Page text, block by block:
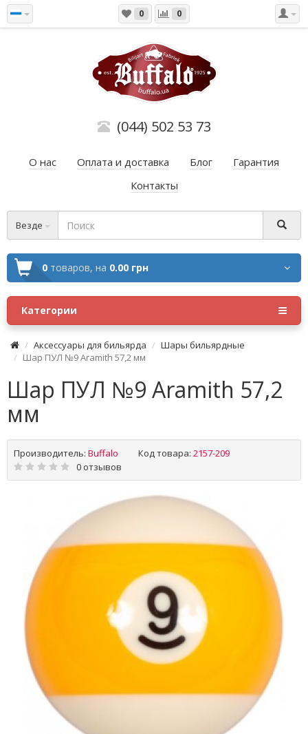
0 0
(044) 502 53 73
О нас Оплата и доставка Блог
Гарантия
Контакты
Везде
0 товаров, на 0.00 грн
Категории
Аксессуары для бильярда
Шары бильярдные
Шар ПУЛ №9 Aramith 57,2 мм
Шар ПУЛ №9 Aramith 57,2
мм
Производитель: Buffalo Код товара: 2157-209
0 отзывов